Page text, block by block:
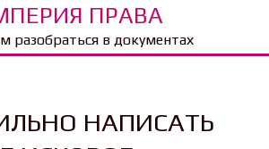
ПРАВА
разобраться в документах
НАПИСАТЬ